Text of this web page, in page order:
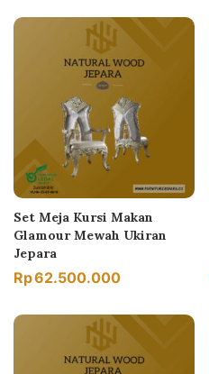
Set Meja Kursi Makan
Glamour Mewah Ukiran
Jepara
Rp62.500.000